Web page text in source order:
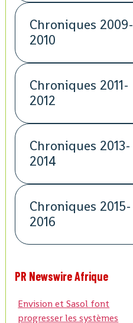
Chroniques 2009-
2010
Chroniques 2011-
2012
Chroniques 2013-
2014
Chroniques 2015-
2016
PR Newswire Afrique
Envision et Sasol font
progresser les systèmes